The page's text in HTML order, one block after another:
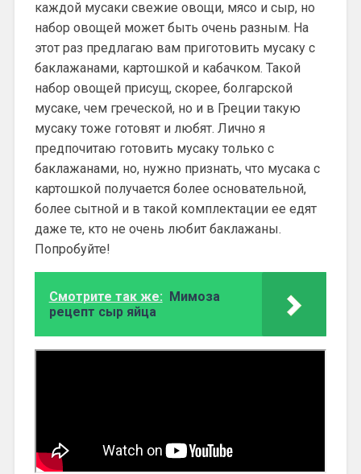
каждой мусаки свежие овощи, мясо и сыр, но
набор овощей может быть очень разным. На
этот раз предлагаю вам приготовить мусаку с
баклажанами, картошкой и кабачком. Такой
набор овощей присущ, скорее, болгарской
мусаке, чем греческой, но и в Греции такую
мусаку тоже готовят и любят. Лично я
предпочитаю готовить мусаку только с
баклажанами, но, нужно признать, что мусака с
картошкой получается более основательной,
более сытной и в такой комплектации ее едят
даже те, кто не очень любит баклажаны.
Попробуйте!
Смотрите так же: Мимоза
рецепт сыр яйца